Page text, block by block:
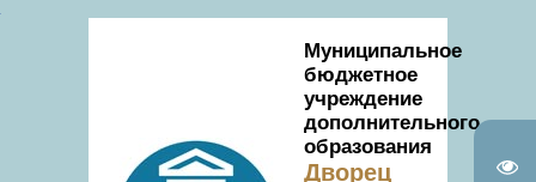
Муниципальное
бюджетное
учреждение
дополнительного
образования
Дворец